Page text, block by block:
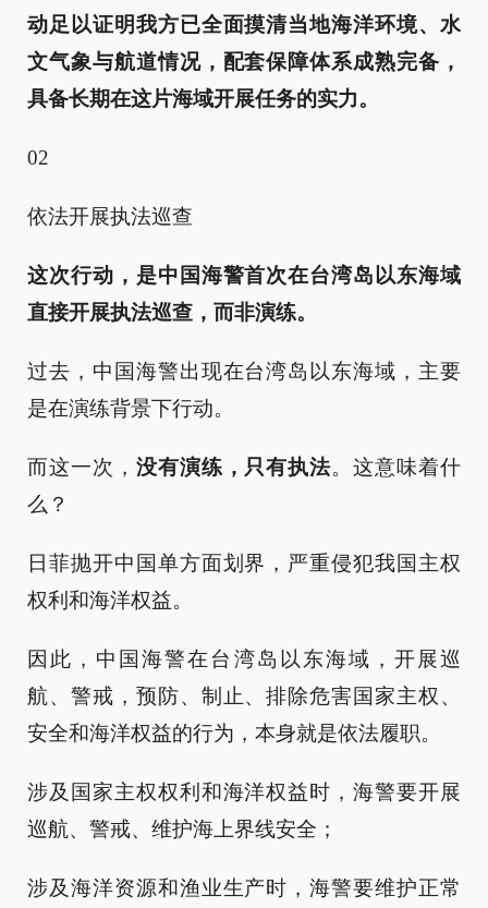
动足以证明我方已全面摸清当地海洋环境、水
文气象与航道情况，配套保障体系成熟完备，
具备长期在这片海域开展任务的实力。
02
依法开展执法巡查
这次行动，是中国海警首次在台湾岛以东海域
直接开展执法巡查，而非演练。
过去，中国海警出现在台湾岛以东海域，主要
是在演练背景下行动。
而这一次， 没有演练，只有执法。这意味着什
么？
日菲抛开中国单方面划界，严重侵犯我国主权
权利和海洋权益。
因此，中国海警在台湾岛以东海域，开展巡
航、警戒，预防、制止、排除危害国家主权、
安全和海洋权益的行为，本身就是依法履职。
涉及国家主权权利和海洋权益时，海警要开展
巡航、警戒、维护海上界线安全；
涉及海洋资源和渔业生产时，海警要维护正常